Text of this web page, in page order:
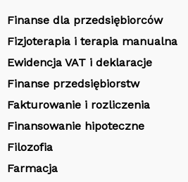
Finanse dla przedsiębiorców
Fizjoterapia i terapia manualna
Ewidencja VAT i deklaracje
Finanse przedsiębiorstw
Fakturowanie i rozliczenia
Finansowanie hipoteczne
Filozofia
Farmacja